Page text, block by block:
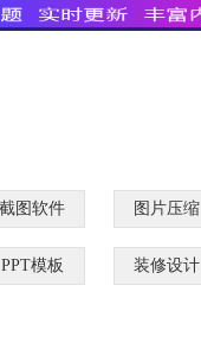
截图软件 图片压缩
PPT模板 装修设计